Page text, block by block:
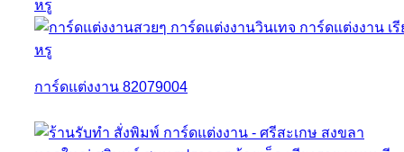
การ์ดแต่งงาน 82079004